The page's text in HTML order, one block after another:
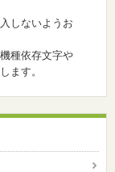
しないようお
種依存文字や
ます。